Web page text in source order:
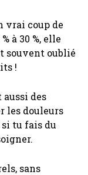
vrai coup de
à 30 %, elle
souvent oublié
!
aussi des
les douleurs
tu fais du
sans